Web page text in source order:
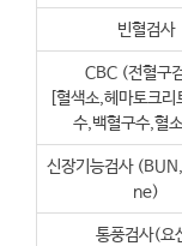
빈혈검사
CBC (전혈구
[혈색소,헤마토크리
수,백혈구수,혈
신장기능검사
ne)
통풍검사(요